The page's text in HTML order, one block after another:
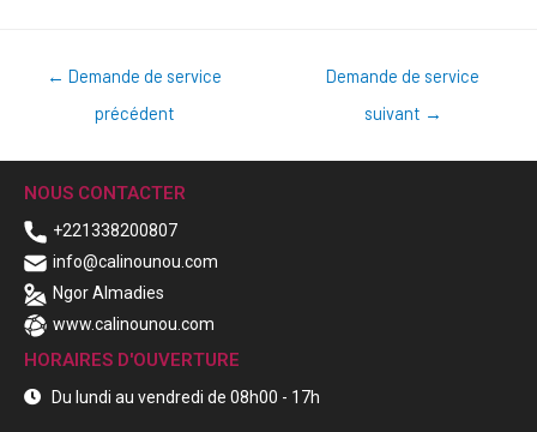
← Demande de service
précédent
Demande de service
suivant →
NOUS CONTACTER
+221338200807
info@calinounou.com
Ngor Almadies
www.calinounou.com
HORAIRES D'OUVERTURE
Du lundi au vendredi de 08h00 - 17h